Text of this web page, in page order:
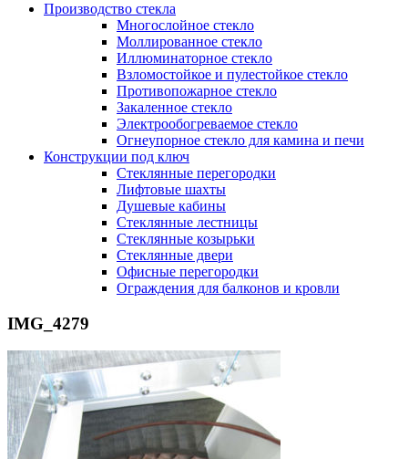
Производство стекла
Многослойное стекло
Моллированное стекло
Иллюминаторное стекло
Взломостойкое и пулестойкое стекло
Противопожарное стекло
Закаленное стекло
Электрообогреваемое стекло
Огнеупорное стекло для камина и печи
Конструкции под ключ
Стеклянные перегородки
Лифтовые шахты
Душевые кабины
Cтеклянные лестницы
Cтеклянные козырьки
Cтеклянные двери
Офисные перегородки
Ограждения для балконов и кровли
IMG_4279